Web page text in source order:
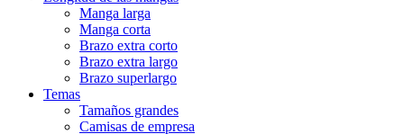
Manga larga
Manga corta
Brazo extra corto
Brazo extra largo
Brazo superlargo
Temas
Tamaños grandes
Camisas de empresa